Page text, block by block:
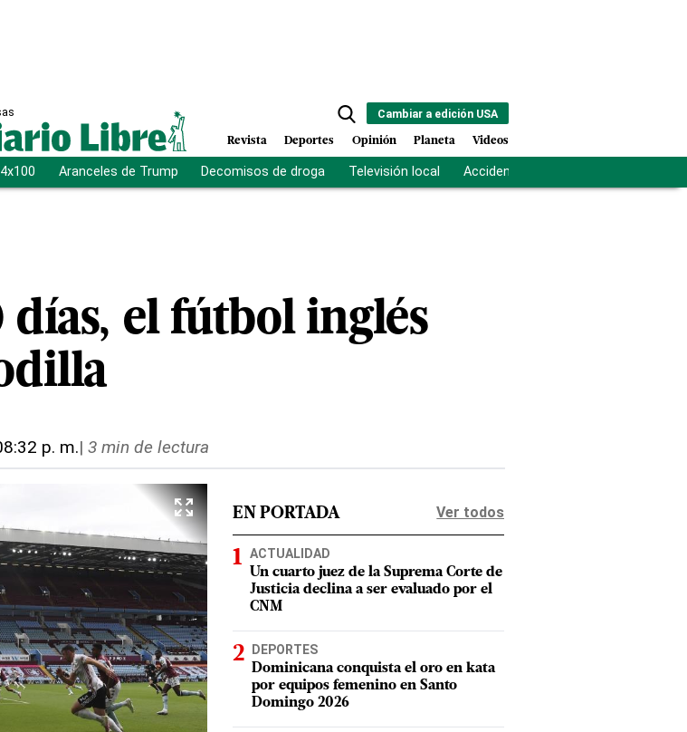
Cambiar a edición USA
Revista Deportes Opinión Planeta Videos
Aranceles de Trump Decomisos de droga Televisión local Accidente Los Ríos
días, el fútbol inglés
p. m.| 3 min de lectura
EN PORTADA Ver todos
ACTUALIDAD
Un cuarto juez de la Suprema Corte de
Justicia declina a ser evaluado por el
CNM
DEPORTES
Dominicana conquista el oro en kata
por equipos femenino en Santo
Domingo 2026